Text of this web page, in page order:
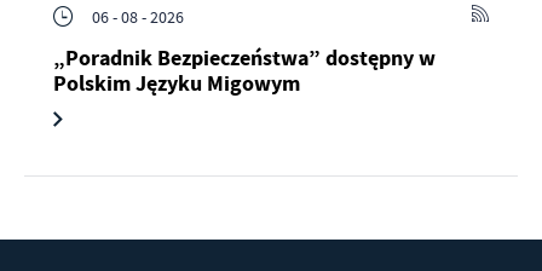
06 - 08 - 2026
„Poradnik Bezpieczeństwa” dostępny w
Polskim Języku Migowym